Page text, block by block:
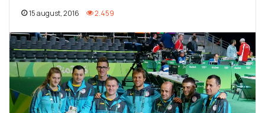
15 august, 2016 2.459